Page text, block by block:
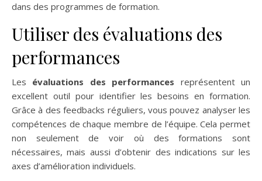
dans des programmes de formation.
Utiliser des évaluations des
performances
Les évaluations des performances représentent un
excellent outil pour identifier les besoins en formation.
Grâce à des feedbacks réguliers, vous pouvez analyser les
compétences de chaque membre de l’équipe. Cela permet
non seulement de voir où des formations sont
nécessaires, mais aussi d’obtenir des indications sur les
axes d’amélioration individuels.